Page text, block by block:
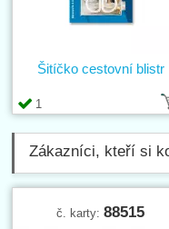
1
Šitíčko cestovní blistr
Zákazníci, kteří si
č. karty: 88515